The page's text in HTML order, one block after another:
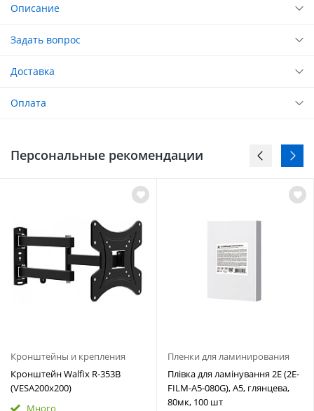
Описание
Задать вопрос
Доставка
Оплата
Персональные рекомендации
Кронштейны и крепления
Кронштейн Walfix R-353B
(VESA200х200)
Много
Пленки для ламинирования
Плівка для ламінування 2E (2E-
FILM-A5-080G), A5, глянцева,
80мк, 100 шт